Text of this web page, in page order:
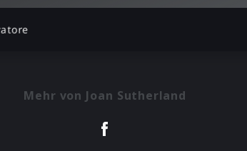
Mehr von Joan Sutherland